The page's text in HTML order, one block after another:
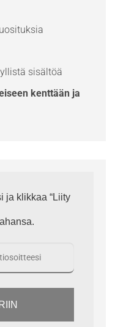
sisältöä
kenttään ja
ja klikkaa “Liity